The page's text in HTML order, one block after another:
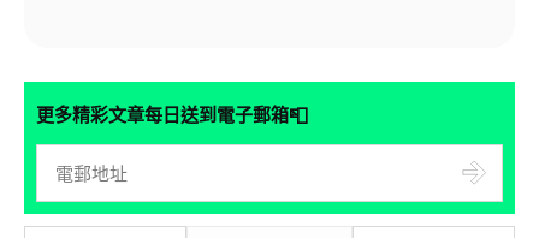
更多精彩文章每日送到電子郵箱📮